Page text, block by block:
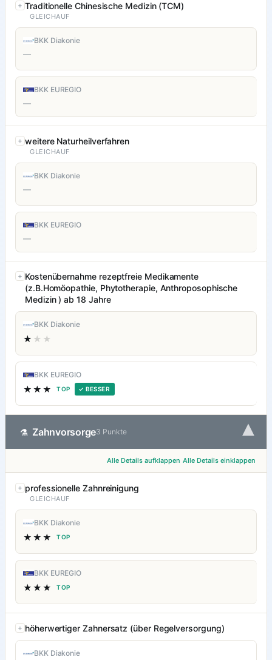
Traditionelle Chinesische Medizin (TCM)
GLEICHAUF
BKK Diakonie
—
BKK EUREGIO
—
weitere Naturheilverfahren
GLEICHAUF
BKK Diakonie
—
BKK EUREGIO
—
Kostenübernahme rezeptfreie Medikamente
(z.B.Homöopathie, Phytotherapie, Anthroposophische
Medizin ) ab 18 Jahre
BKK Diakonie
★ ★★
BKK EUREGIO
★★★ TOP ✓ BESSER
⚗ Zahnvorsorge3 Punkte ▾
Alle Details aufklappen Alle Details einklappen
professionelle Zahnreinigung
GLEICHAUF
BKK Diakonie
★★★ TOP
BKK EUREGIO
★★★ TOP
höherwertiger Zahnersatz (über Regelversorgung)
BKK Diakonie